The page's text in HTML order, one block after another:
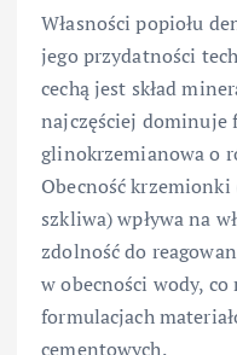
Własności popiołu
jego przydatności
cechą jest skład
najczęściej dominuje
glinokrzemianowa o
Obecność
szkliwa) wpływa na
zdolność do
w obecności wody,
formulacjach
cementowych.